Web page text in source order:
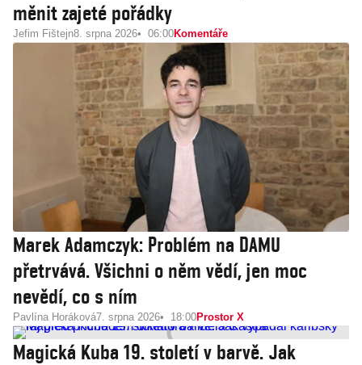
měnit zajeté pořádky
Jefim Fištejn8. srpna 2026 06:00Komentáře
Marek Adamczyk: Problém na DAMU
přetrvává. Všichni o něm vědí, jen moc
nevědí, co s ním
Pavlína Horáková7. srpna 2026 18:00Prostor X
Magická Kuba 19. století v barvě. Jak